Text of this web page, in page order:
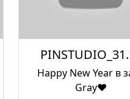
Happy New Year в
Gray❤️